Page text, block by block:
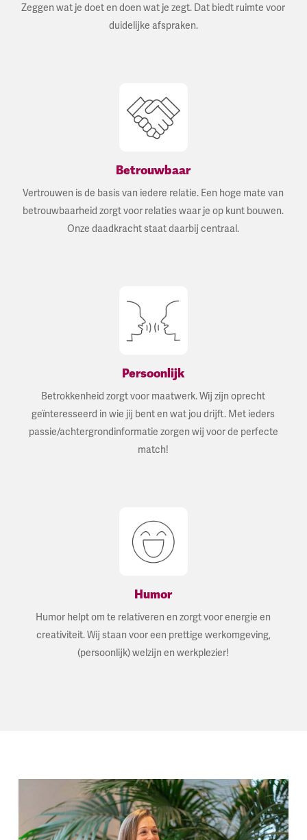
Zeggen wat je doet en doen wat je zegt. Dat biedt ruimte voor
duidelijke afspraken.
Betrouwbaar
Vertrouwen is de basis van iedere relatie. Een hoge mate van
betrouwbaarheid zorgt voor relaties waar je op kunt bouwen.
Onze daadkracht staat daarbij centraal.
Persoonlijk
Betrokkenheid zorgt voor maatwerk. Wij zijn oprecht
geïnteresseerd in wie jij bent en wat jou drijft. Met ieders
passie/achtergrondinformatie zorgen wij voor de perfecte
match!
Humor
Humor helpt om te relativeren en zorgt voor energie en
creativiteit. Wij staan voor een prettige werkomgeving,
(persoonlijk) welzijn en werkplezier!